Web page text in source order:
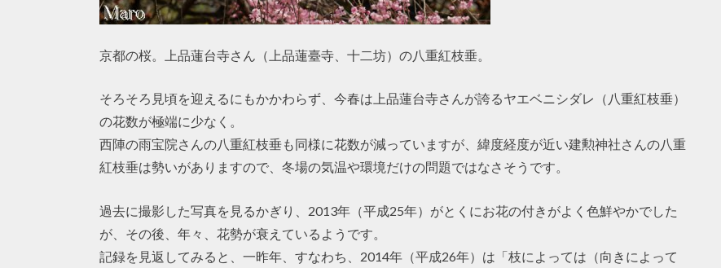
京都の桜。上品蓮台寺さん（上品蓮臺寺、十二坊）の八重紅枝垂。
そろそろ見頃を迎えるにもかかわらず、今春は上品蓮台寺さんが誇るヤエベニシダレ（八重紅枝垂）
の花数が極端に少なく。
西陣の雨宝院さんの八重紅枝垂も同様に花数が減っていますが、緯度経度が近い建勲神社さんの八重
紅枝垂は勢いがありますので、冬場の気温や環境だけの問題ではなさそうです。
過去に撮影した写真を見るかぎり、2013年（平成25年）がとくにお花の付きがよく色鮮やかでした
が、その後、年々、花勢が衰えているようです。
記録を見返してみると、一昨年、すなわち、2014年（平成26年）は「枝によっては（向きによって